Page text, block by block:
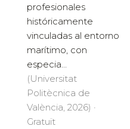
profesionales
históricamente
vinculadas al entorno
marítimo, con
especia...
(Universitat
Politècnica de
València, 2026) ·
Gratuït